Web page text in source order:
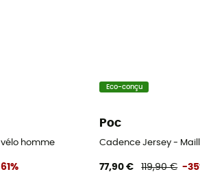
homme
Eco-conçu
Poc
Cadence Jersey -
77,90 € 119,90 € -